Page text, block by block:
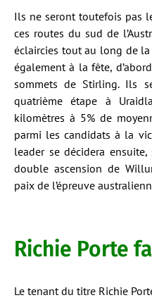
Ils ne seront toutefois pas
ces routes du sud de
éclaircies tout au long de la
également à la fête,
sommets de Stirling. Ils
quatrième étape à
kilomètres à 5% de
parmi les candidats à la
leader se décidera
double ascension de
paix de l’épreuve
Richie Porte
Le tenant du titre Richie